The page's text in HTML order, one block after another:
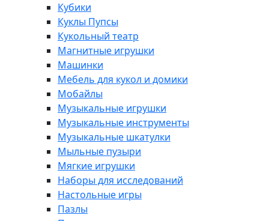
Кубики
Куклы Пупсы
Кукольный театр
Магнитные игрушки
Машинки
Мебель для кукол и домики
Мобайлы
Музыкальные игрушки
Музыкальные инструменты
Музыкальные шкатулки
Мыльные пузыри
Мягкие игрушки
Наборы для исследований
Настольные игры
Пазлы